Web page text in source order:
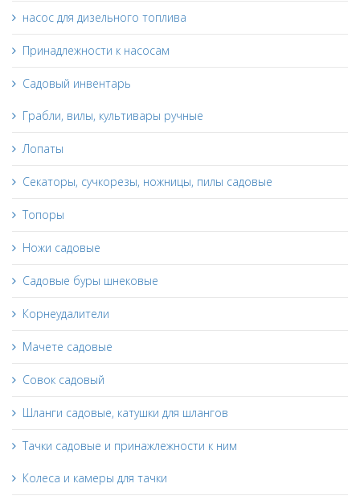
насос для дизельного топлива
Принадлежности к насосам
Садовый инвентарь
Грабли, вилы, культивары ручные
Лопаты
Секаторы, сучкорезы, ножницы, пилы садовые
Топоры
Ножи садовые
Садовые буры шнековые
Корнеудалители
Мачете садовые
Совок садовый
Шланги садовые, катушки для шлангов
Тачки садовые и принажлежности к ним
Колеса и камеры для тачки